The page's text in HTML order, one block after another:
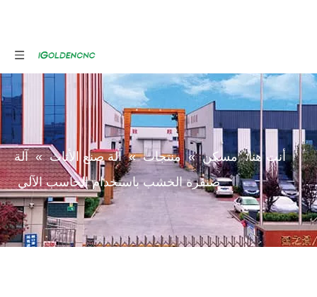
أنت هنا: مسكن » منتجات » آلة صنع الأثاث » آلة
صنفرة الخشب باستخدام الحاسب الآلي